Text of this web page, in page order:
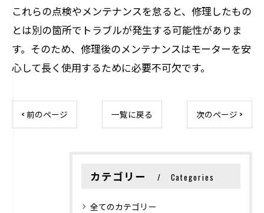
これらの点検やメンテナンスを怠ると、修理したもの
とは別の箇所でトラブルが発生する可能性がありま
す。そのため、修理後のメンテナンスはモーターを安
心して長く使用するために必要不可欠です。
< 前のページ 一覧に戻る 次のページ >
カテゴリー Categories
全てのカテゴリー